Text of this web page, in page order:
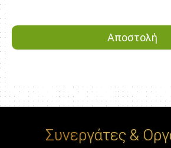
Συνεργάτες &